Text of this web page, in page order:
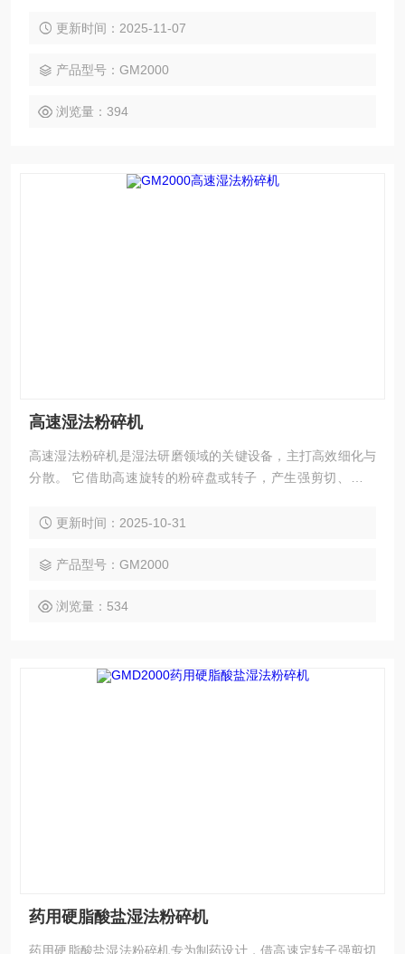
碎效率高，兼具易清洗、防堵塞优势，广泛应用于中药制剂、
更新时间：2025-11-07
产品型号：GM2000
浏览量：394
高速湿法粉碎机
高速湿法粉碎机是湿法研磨领域的关键设备，主打高效细化与
分散。 它借助高速旋转的粉碎盘或转子，产生强剪切、撞击
物料与介质的均匀混合，广泛用于食品、医药、化工等行业，
更新时间：2025-10-31
产品型号：GM2000
浏览量：534
药用硬脂酸盐湿法粉碎机
药用硬脂酸盐湿法粉碎机专为制药设计，借高速定转子强剪切